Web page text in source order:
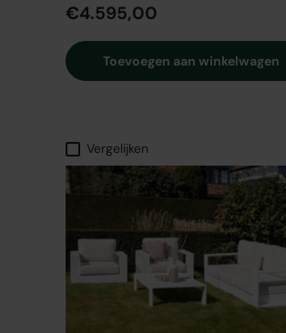
€4.595,00
Toevoegen aan winkelwagen
Vergelijken